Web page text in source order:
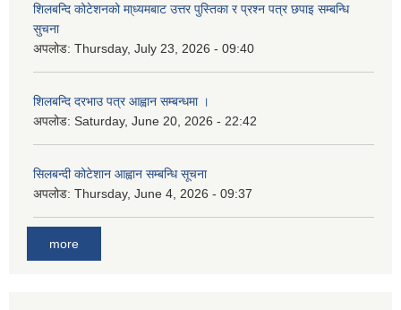
शिलबन्दि कोटेशनको मा्ध्यमबाट उत्तर पुस्तिका र प्रश्न पत्र छपाइ सम्बन्धि
सुचना
अपलोड: Thursday, July 23, 2026 - 09:40
शिलबन्दि दरभाउ पत्र आह्वान सम्बन्धमा ।
अपलोड: Saturday, June 20, 2026 - 22:42
सिलबन्दी कोटेशान आह्वान सम्बन्धि सूचना
अपलोड: Thursday, June 4, 2026 - 09:37
more